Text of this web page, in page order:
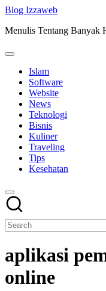
Skip
content
Blog Izzaweb
Menulis Tentang Banyak
Islam
Software
Website
News
Teknologi
Bisnis
Kuliner
Traveling
Tips
Kesehatan
aplikasi
online